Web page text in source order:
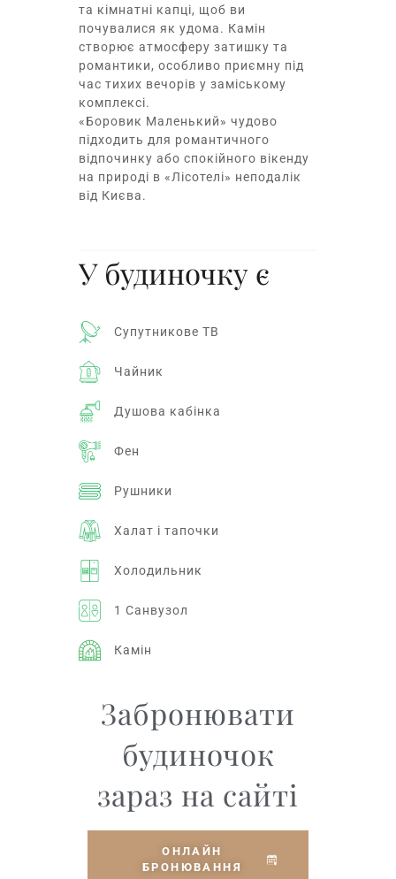
та кімнатні капці, щоб ви
почувалися як удома. Камін
створює атмосферу затишку та
романтики, особливо приємну під
час тихих вечорів у заміському
комплексі.
«Боровик Маленький» чудово
підходить для романтичного
відпочинку або спокійного вікенду
на природі в «Лісотелі» неподалік
від Києва.
У будиночку є
Супутникове ТВ
Чайник
Душова кабінка
Фен
Рушники
Халат і тапочки
Холодильник
1 Санвузол
Камін
Забронювати
будиночок
зараз на сайті
ОНЛАЙН
БРОНЮВАННЯ